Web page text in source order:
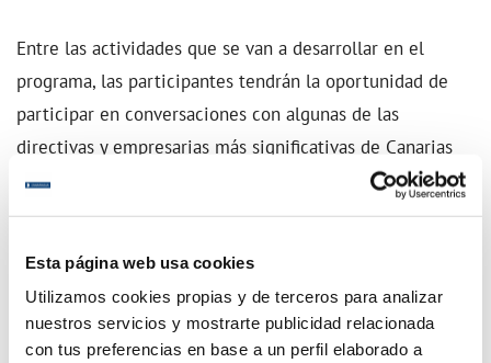
Esta página web usa cookies
Utilizamos cookies propias y de terceros para analizar
nuestros servicios y mostrarte publicidad relacionada
con tus preferencias en base a un perfil elaborado a
Entre las actividades que se van a desarrollar en el
programa, las participantes tendrán la oportunidad de
participar en conversaciones con algunas de las
directivas y empresarias más significativas de Canarias
como Herminia Rodríguez (médico especialista en
Endocrinología y Nutrición, vicepresidenta de Hospitales
Privada Española (ASPE), entre otros cargos) o Ana
Suárez (vicepresidenta de Astican, CEO del holding
familiar Germán Suárez Investments, y recientemente